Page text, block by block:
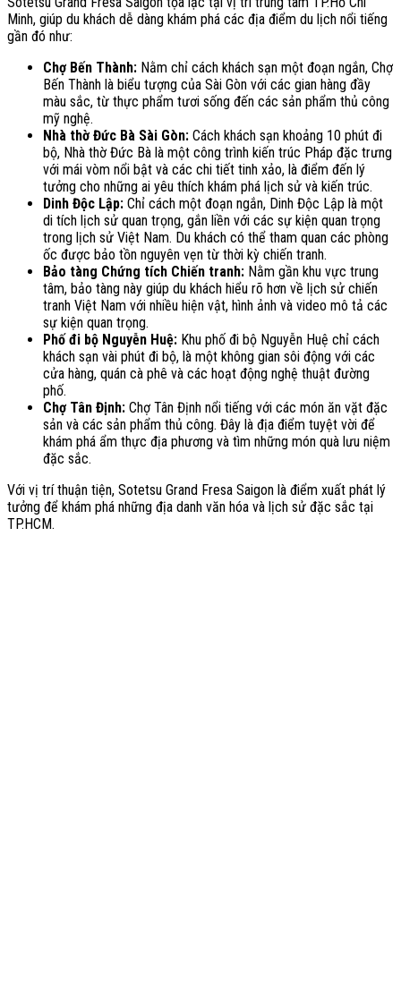
Minh, giúp du khách dễ dàng khám phá các địa điểm du lịch nổi tiếng
gần đó như:
Chợ Bến Thành: Nằm chỉ cách khách sạn một đoạn ngắn, Chợ
Bến Thành là biểu tượng của Sài Gòn với các gian hàng đầy
màu sắc, từ thực phẩm tươi sống đến các sản phẩm thủ công
mỹ nghệ.
Nhà thờ Đức Bà Sài Gòn: Cách khách sạn khoảng 10 phút đi
bộ, Nhà thờ Đức Bà là một công trình kiến trúc Pháp đặc trưng
với mái vòm nổi bật và các chi tiết tinh xảo, là điểm đến lý
tưởng cho những ai yêu thích khám phá lịch sử và kiến trúc.
Dinh Độc Lập: Chỉ cách một đoạn ngắn, Dinh Độc Lập là một
di tích lịch sử quan trọng, gắn liền với các sự kiện quan trọng
trong lịch sử Việt Nam. Du khách có thể tham quan các phòng
ốc được bảo tồn nguyên vẹn từ thời kỳ chiến tranh.
Bảo tàng Chứng tích Chiến tranh: Nằm gần khu vực trung
tâm, bảo tàng này giúp du khách hiểu rõ hơn về lịch sử chiến
tranh Việt Nam với nhiều hiện vật, hình ảnh và video mô tả các
sự kiện quan trọng.
Phố đi bộ Nguyễn Huệ: Khu phố đi bộ Nguyễn Huệ chỉ cách
khách sạn vài phút đi bộ, là một không gian sôi động với các
cửa hàng, quán cà phê và các hoạt động nghệ thuật đường
phố.
Chợ Tân Định: Chợ Tân Định nổi tiếng với các món ăn vặt đặc
sản và các sản phẩm thủ công. Đây là địa điểm tuyệt vời để
khám phá ẩm thực địa phương và tìm những món quà lưu niệm
đặc sắc.
Với vị trí thuận tiện, Sotetsu Grand Fresa Saigon là điểm xuất phát lý
tưởng để khám phá những địa danh văn hóa và lịch sử đặc sắc tại
TP.HCM.